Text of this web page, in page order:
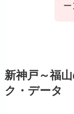
ー
新神戸～福
ク・データ